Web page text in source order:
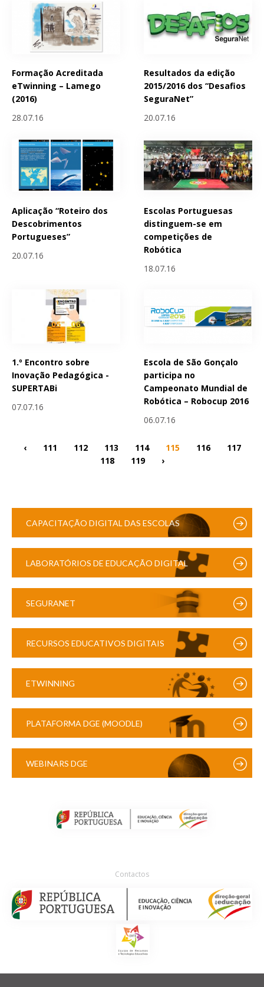
Formação Acreditada
eTwinning – Lamego
(2016)
28.07.16
Resultados da edição
2015/2016 dos “Desafios
SeguraNet”
20.07.16
Aplicação “Roteiro dos
Descobrimentos
Portugueses”
20.07.16
Escolas Portuguesas
distinguem-se em
competições de
Robótica
18.07.16
1.º Encontro sobre
Inovação Pedagógica -
SUPERTABi
07.07.16
Escola de São Gonçalo
participa no
Campeonato Mundial de
Robótica – Robocup 2016
06.07.16
‹ 111 112 113 114 115 116
117
118
119 ›
CAPACITAÇÃO DIGITAL DAS ESCOLAS
LABORATÓRIOS DE EDUCAÇÃO DIGITAL
SEGURANET
RECURSOS EDUCATIVOS DIGITAIS
ETWINNING
PLATAFORMA DGE (MOODLE)
WEBINARS DGE
Contactos